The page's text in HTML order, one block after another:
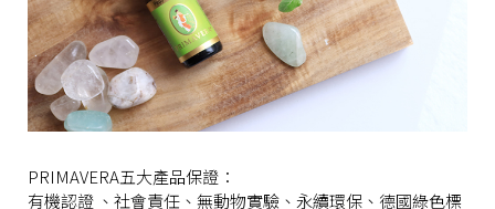
PRIMAVERA五大產品保證：
有機認證 、社會責任、無動物實驗、永續環保、德國綠色標